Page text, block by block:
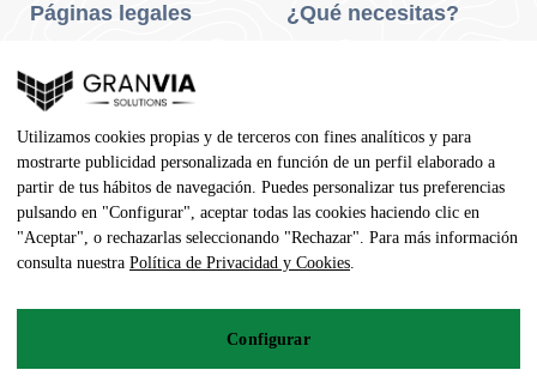
Páginas legales
Privacidad Y Cookies
Aviso Legal
Condiciones De Compra
Contacto
¿Qué necesitas?
Neumáticos Agrícola
Dirección
Utilizamos cookies propias y de terceros con fines analíticos y para
mostrarte publicidad personalizada en función de un perfil elaborado a
partir de tus hábitos de navegación. Puedes personalizar tus preferencias
pulsando en "Configurar", aceptar todas las cookies haciendo clic en
"Aceptar", o rechazarlas seleccionando "Rechazar". Para más información
consulta nuestra Política de Privacidad y Cookies.
Configurar